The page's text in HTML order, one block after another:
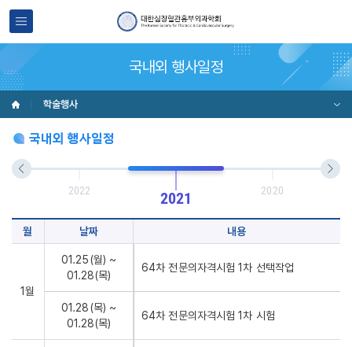
국내외 행사일정
학술행사
국내외 행사일정
2022 2021 2020
월 날짜 내용
1월
01.25(월) ~
01.28(목)
64차 전문의자격시험 1차 선택작업
01.28(목) ~
01.28(목)
64차 전문의자격시험 1차 시험